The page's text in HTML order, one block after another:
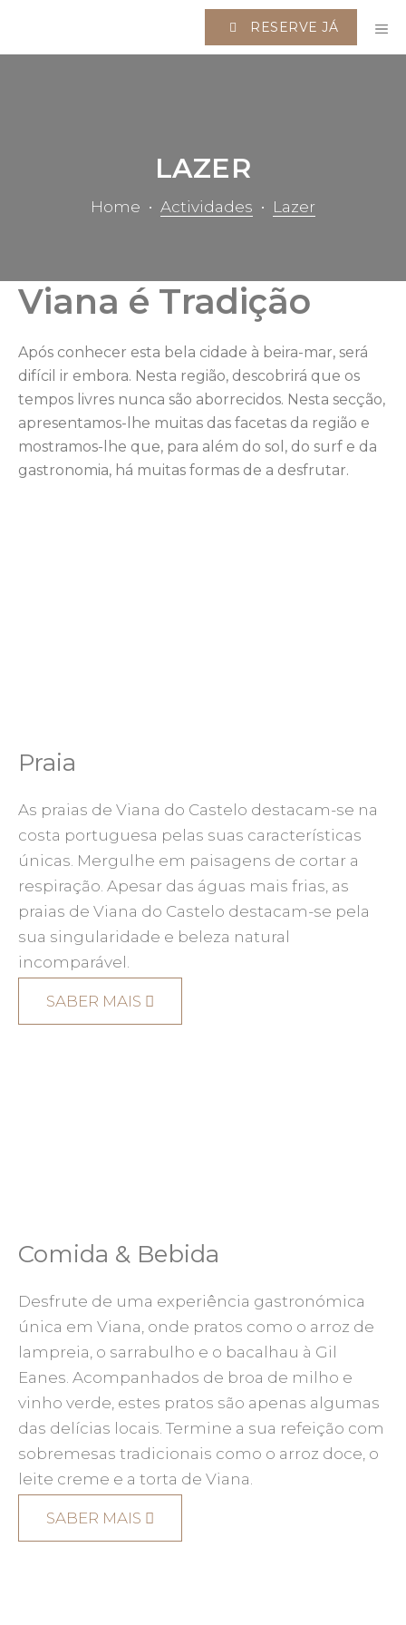
RESERVE JÁ
LAZER
Home • Actividades • Lazer
Viana é Tradição
Após conhecer esta bela cidade à beira-mar, será
difícil ir embora. Nesta região, descobrirá que os
tempos livres nunca são aborrecidos. Nesta secção,
apresentamos-lhe muitas das facetas da região e
mostramos-lhe que, para além do sol, do surf e da
gastronomia, há muitas formas de a desfrutar.
Praia
As praias de Viana do Castelo destacam-se na
costa portuguesa pelas suas características
únicas. Mergulhe em paisagens de cortar a
respiração. Apesar das águas mais frias, as
praias de Viana do Castelo destacam-se pela
sua singularidade e beleza natural
incomparável.
SABER MAIS
Comida & Bebida
Desfrute de uma experiência gastronómica
única em Viana, onde pratos como o arroz de
lampreia, o sarrabulho e o bacalhau à Gil
Eanes. Acompanhados de broa de milho e
vinho verde, estes pratos são apenas algumas
das delícias locais. Termine a sua refeição com
sobremesas tradicionais como o arroz doce, o
leite creme e a torta de Viana.
SABER MAIS